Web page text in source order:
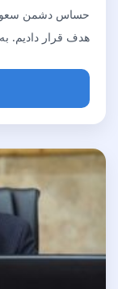
حساس دشمن سعودی
هدف قرار دادیم.